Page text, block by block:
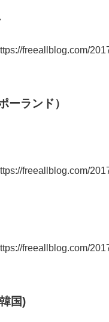
freeallblog.com/
ーランド）
freeallblog.com/
freeallblog.com/
国)